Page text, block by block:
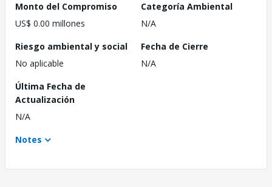
Monto del Compromiso
US$ 0.00 millones
Categoría Ambiental
N/A
Riesgo ambiental y social
No aplicable
Fecha de Cierre
N/A
Última Fecha de
Actualización
N/A
Notes